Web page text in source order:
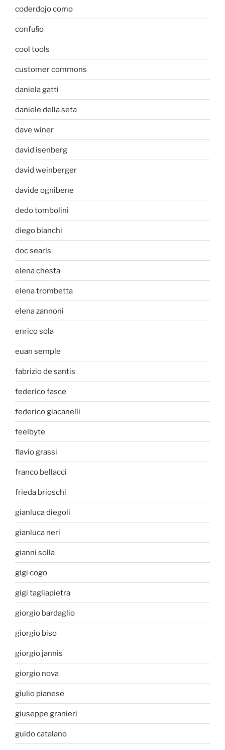
coderdojo como
confu§o
cool tools
customer commons
daniela gatti
daniele della seta
dave winer
david isenberg
david weinberger
davide ognibene
dedo tombolini
diego bianchi
doc searls
elena chesta
elena trombetta
elena zannoni
enrico sola
euan semple
fabrizio de santis
federico fasce
federico giacanelli
feelbyte
flavio grassi
franco bellacci
frieda brioschi
gianluca diegoli
gianluca neri
gianni solla
gigi cogo
gigi tagliapietra
giorgio bardaglio
giorgio biso
giorgio jannis
giorgio nova
giulio pianese
giuseppe granieri
guido catalano